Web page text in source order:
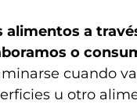
alimentos a
o
cuando
u otro